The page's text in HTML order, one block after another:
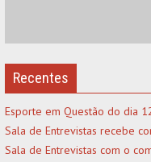
Recentes
Esporte em Questão do dia
Sala de Entrevistas recebe
Sala de Entrevistas com o